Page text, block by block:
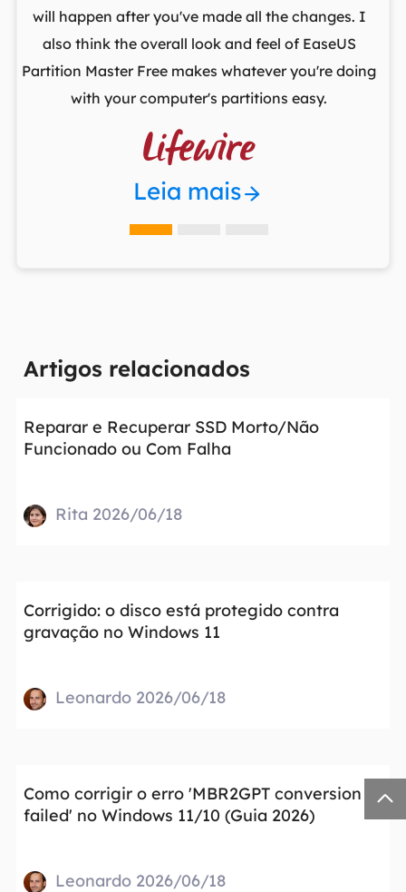
will happen after you've made all the changes. I
also think the overall look and feel of EaseUS
Partition Master Free makes whatever you're doing
with your computer's partitions easy.

Leia mais
Artigos relacionados
Reparar e Recuperar SSD Morto/Não
Funcionado ou Com Falha
Rita 2026/06/18
Corrigido: o disco está protegido contra
gravação no Windows 11
Leonardo 2026/06/18
Como corrigir o erro 'MBR2GPT conversion
failed' no Windows 11/10 (Guia 2026)
Leonardo 2026/06/18
